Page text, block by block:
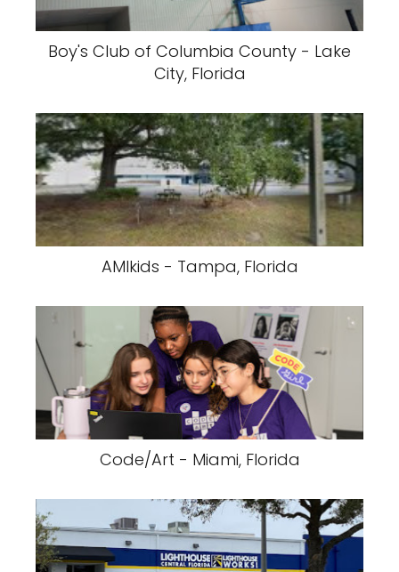
Boy's Club of Columbia County - Lake
City, Florida
AMIkids - Tampa, Florida
Code/Art - Miami, Florida